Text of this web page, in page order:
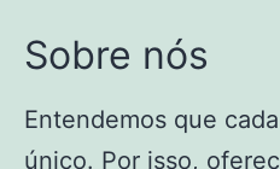
Sobre nós
Entendemos que
único. Por isso,